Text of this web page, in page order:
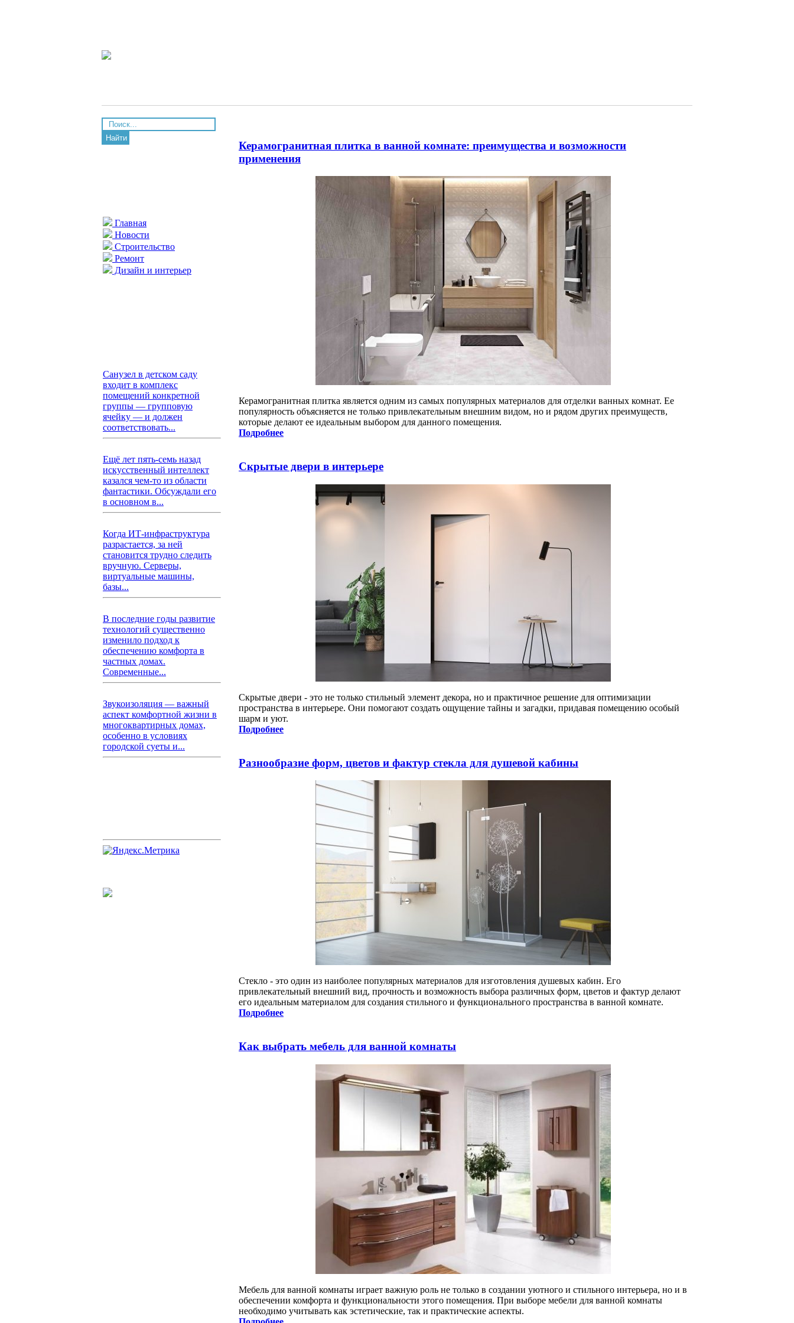
Найти
Главная
Новости
Строительство
Ремонт
Дизайн и интерьер
Санузел в детском саду
входит в комплекс
помещений конкретной
группы — групповую
ячейку — и должен
соответствовать...
Ещё лет пять-семь назад
искусственный интеллект
казался чем-то из области
фантастики. Обсуждали его
в основном в...
Когда ИТ-инфраструктура
разрастается, за ней
становится трудно следить
вручную. Серверы,
виртуальные машины,
базы...
В последние годы развитие
технологий существенно
изменило подход к
обеспечению комфорта в
частных домах.
Современные...
Звукоизоляция — важный
аспект комфортной жизни в
многоквартирных домах,
особенно в условиях
городской суеты и...
Керамогранитная плитка в ванной комнате: преимущества и возможности
применения
Керамогранитная плитка является одним из самых популярных материалов для отделки ванных комнат. Ее
популярность объясняется не только привлекательным внешним видом, но и рядом других преимуществ,
которые делают ее идеальным выбором для данного помещения.
Подробнее
Скрытые двери в интерьере
Скрытые двери - это не только стильный элемент декора, но и практичное решение для оптимизации
пространства в интерьере. Они помогают создать ощущение тайны и загадки, придавая помещению особый
шарм и уют.
Подробнее
Разнообразие форм, цветов и фактур стекла для душевой кабины
Стекло - это один из наиболее популярных материалов для изготовления душевых кабин. Его
привлекательный внешний вид, прочность и возможность выбора различных форм, цветов и фактур делают
его идеальным материалом для создания стильного и функционального пространства в ванной комнате.
Подробнее
Как выбрать мебель для ванной комнаты
Мебель для ванной комнаты играет важную роль не только в создании уютного и стильного интерьера, но и в
обеспечении комфорта и функциональности этого помещения. При выборе мебели для ванной комнаты
необходимо учитывать как эстетические, так и практические аспекты.